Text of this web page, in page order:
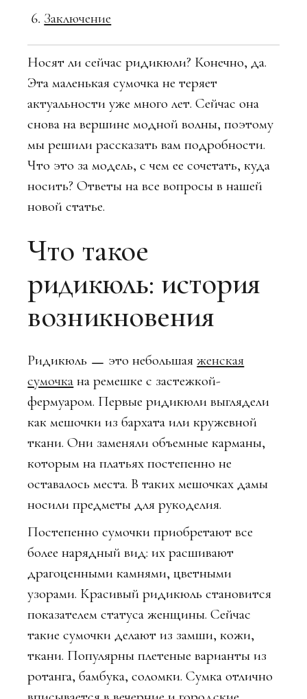
Заключение
Носят ли сейчас ридикюли? Конечно, да.
Эта маленькая сумочка не теряет
актуальности уже много лет. Сейчас она
снова на вершине модной волны, поэтому
мы решили рассказать вам подробности.
Что это за модель, с чем ее сочетать, куда
носить? Ответы на все вопросы в нашей
новой статье.
Что такое
ридикюль: история
возникновения
Ридикюль ㅡ это небольшаяженская
сумочка на ремешке с застежкой-
фермуаром. Первые ридикюли выглядели
как мешочки из бархата или кружевной
ткани. Они заменяли объемные карманы,
которым на платьях постепенно не
оставалось места. В таких мешочках дамы
носили предметы для рукоделия.
Постепенно сумочки приобретают все
более нарядный вид: их расшивают
драгоценными камнями, цветными
узорами. Красивый ридикюль становится
показателем статуса женщины. Сейчас
такие сумочки делают из замши, кожи,
ткани. Популярны плетеные варианты из
ротанга, бамбука, соломки. Сумка отлично